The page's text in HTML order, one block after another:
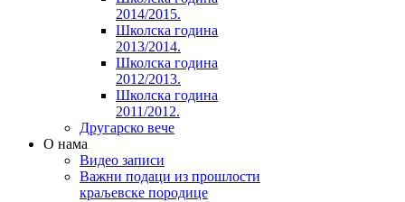
2014/2015.
Школска година
2013/2014.
Школска година
2012/2013.
Школска година
2011/2012.
Другарско вече
O нама
Видео записи
Важни подаци из прошлости
краљевске породице